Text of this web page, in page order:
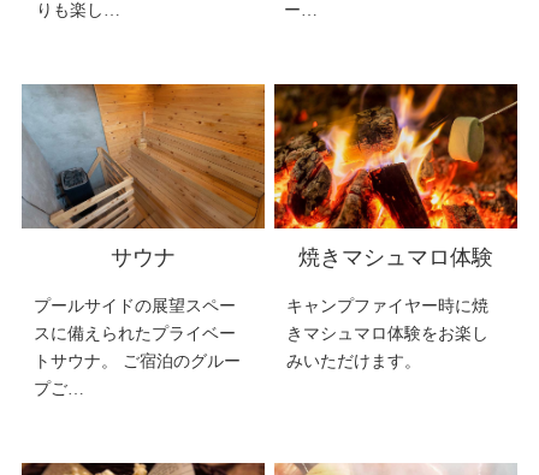
りも楽し…
ー…
サウナ
プールサイドの展望スペー
スに備えられたプライベー
トサウナ。 ご宿泊のグルー
プご…
焼きマシュマロ体験
キャンプファイヤー時に焼
きマシュマロ体験をお楽し
みいただけます。